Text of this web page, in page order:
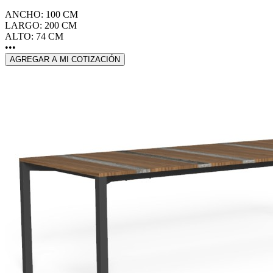
ANCHO: 100 CM
LARGO: 200 CM
ALTO: 74 CM
•••
AGREGAR A MI COTIZACIÓN